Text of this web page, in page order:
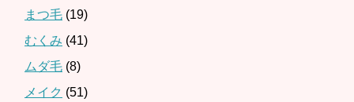
まつ毛 (19)
むくみ (41)
ムダ毛 (8)
メイク (51)